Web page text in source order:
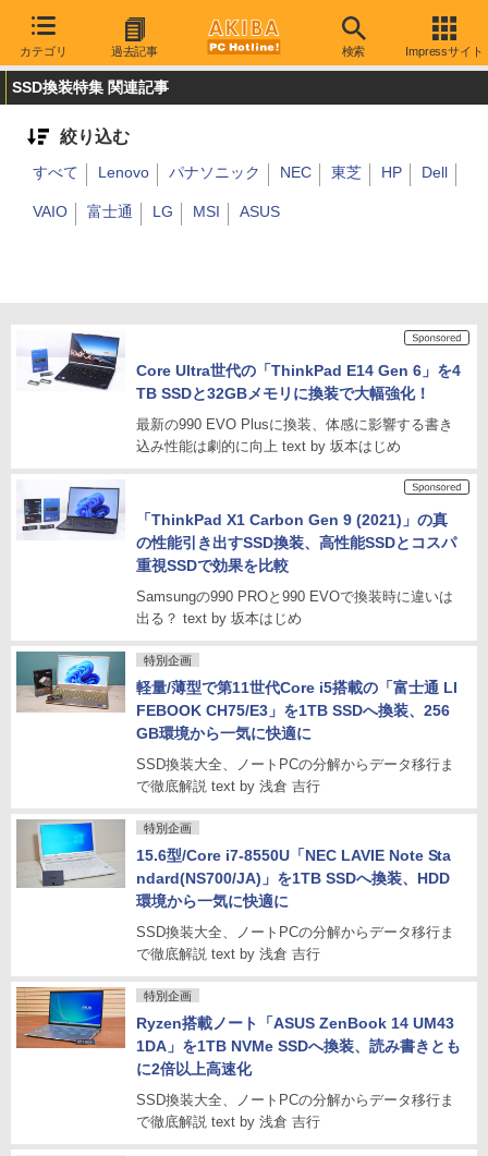
カテゴリ 過去記事 検索 Impressサイト
SSD換装特集 関連記事
絞り込む
すべて Lenovo パナソニック NEC 東芝 HP Dell
VAIO 富士通 LG MSI ASUS
Core Ultra世代の「ThinkPad E14 Gen 6」を4
TB SSDと32GBメモリに換装で大幅強化！
最新の990 EVO Plusに換装、体感に影響する書き
込み性能は劇的に向上 text by 坂本はじめ
「ThinkPad X1 Carbon Gen 9 (2021)」の真
の性能引き出すSSD換装、高性能SSDとコスパ
重視SSDで効果を比較
Samsungの990 PROと990 EVOで換装時に違いは
出る？ text by 坂本はじめ
特別企画
軽量/薄型で第11世代Core i5搭載の「富士通 LI
FEBOOK CH75/E3」を1TB SSDへ換装、256
GB環境から一気に快適に
SSD換装大全、ノートPCの分解からデータ移行ま
で徹底解説 text by 浅倉 吉行
特別企画
15.6型/Core i7-8550U「NEC LAVIE Note Sta
ndard(NS700/JA)」を1TB SSDへ換装、HDD
環境から一気に快適に
SSD換装大全、ノートPCの分解からデータ移行ま
で徹底解説 text by 浅倉 吉行
特別企画
Ryzen搭載ノート「ASUS ZenBook 14 UM43
1DA」を1TB NVMe SSDへ換装、読み書きとも
に2倍以上高速化
SSD換装大全、ノートPCの分解からデータ移行ま
で徹底解説 text by 浅倉 吉行